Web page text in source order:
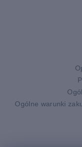
Ogólne warunki